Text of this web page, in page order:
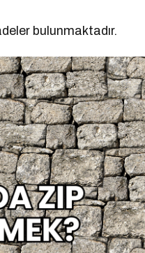
bulunmaktadır.